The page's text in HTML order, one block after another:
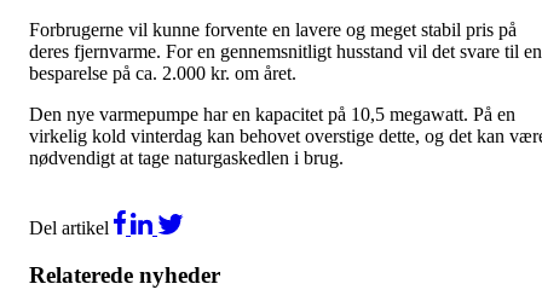
Forbrugerne vil kunne forvente en lavere og meget stabil pris på
deres fjernvarme. For en gennemsnitligt husstand vil det svare til en
besparelse på ca. 2.000 kr. om året.
Den nye varmepumpe har en kapacitet på 10,5 megawatt. På en
virkelig kold vinterdag kan behovet overstige dette, og det kan
nødvendigt at tage naturgaskedlen i brug.
Del artikel
Relaterede nyheder